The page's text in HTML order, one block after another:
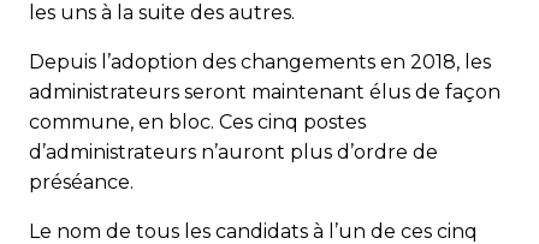
les uns à la suite des autres.
Depuis l’adoption des changements en 2018, les
admi­nistrateurs seront maintenant élus de façon
commune, en bloc. Ces cinq postes
d’administrateurs n’auront plus d’ordre de
préséance.
Le nom de tous les candidats à l’un de ces cinq